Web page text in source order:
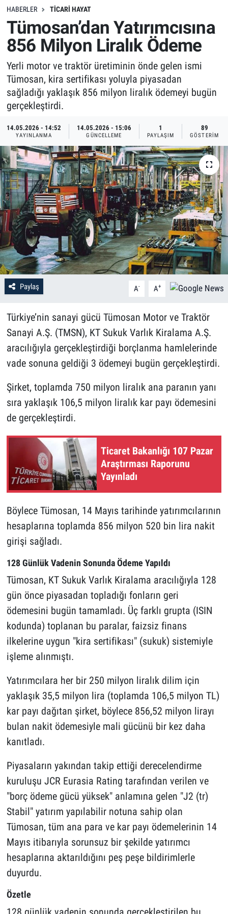
HABERLER TICARI HAYAT
Tümosan’dan Yatırımcısına
856 Milyon Liralık Ödeme
Yerli motor ve traktör üretiminin önde gelen ismi
Tümosan, kira sertifikası yoluyla piyasadan
sağladığı yaklaşık 856 milyon liralık ödemeyi bugün
gerçekleştirdi.
14.05.2026 - 14:52
YAYINLANMA
14.05.2026 - 15:06
GÜNCELLEME
1
PAYLAŞIM
89
GÖSTERIM
Paylaş A- A+
Türkiye’nin sanayi gücü Tümosan Motor ve Traktör
Sanayi A.Ş. (TMSN), KT Sukuk Varlık Kiralama A.Ş.
aracılığıyla gerçekleştirdiği borçlanma hamlelerinde
vade sonuna geldiği 3 ödemeyi bugün gerçekleştirdi.
Şirket, toplamda 750 milyon liralık ana paranın yanı
sıra yaklaşık 106,5 milyon liralık kar payı ödemesini
de gerçekleştirdi.
Ticaret Bakanlığı 107 Pazar
Araştırması Raporunu
Yayınladı
Böylece Tümosan, 14 Mayıs tarihinde yatırımcılarının
hesaplarına toplamda 856 milyon 520 bin lira nakit
girişi sağladı.
128 Günlük Vadenin Sonunda Ödeme Yapıldı
Tümosan, KT Sukuk Varlık Kiralama aracılığıyla 128
gün önce piyasadan topladığı fonların geri
ödemesini bugün tamamladı. Üç farklı grupta (ISIN
kodunda) toplanan bu paralar, faizsiz finans
ilkelerine uygun "kira sertifikası" (sukuk) sistemiyle
işleme alınmıştı.
Yatırımcılara her bir 250 milyon liralık dilim için
yaklaşık 35,5 milyon lira (toplamda 106,5 milyon TL)
kar payı dağıtan şirket, böylece 856,52 milyon lirayı
bulan nakit ödemesiyle mali gücünü bir kez daha
kanıtladı.
Piyasaların yakından takip ettiği derecelendirme
kuruluşu JCR Eurasia Rating tarafından verilen ve
"borç ödeme gücü yüksek" anlamına gelen "J2 (tr)
Stabil" yatırım yapılabilir notuna sahip olan
Tümosan, tüm ana para ve kar payı ödemelerinin 14
Mayıs itibarıyla sorunsuz bir şekilde yatırımcı
hesaplarına aktarıldığını peş peşe bildirimlerle
duyurdu.
Özetle